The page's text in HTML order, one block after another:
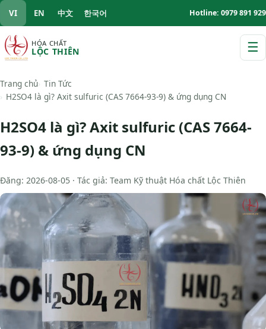
VI EN 中文 한국어 Hotline: 0979 891 929
HÓA CHẤT
LỘC THIÊN ☰
Trang chủ Tin Tức
H2SO4 là gì? Axit sulfuric (CAS 7664-93-9) & ứng dụng CN
H2SO4 là gì? Axit sulfuric (CAS 7664-
93-9) & ứng dụng CN
Đăng: 2026-08-05 · Tác giả: Team Kỹ thuật Hóa chất Lộc Thiên